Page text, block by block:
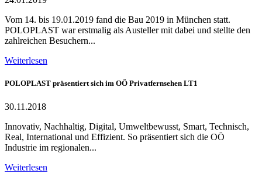
Vom 14. bis 19.01.2019 fand die Bau 2019 in München statt.
POLOPLAST war erstmalig als Austeller mit dabei und stellte den
zahlreichen Besuchern...
Weiterlesen
POLOPLAST präsentiert sich im OÖ Privatfernsehen LT1
30.11.2018
Innovativ, Nachhaltig, Digital, Umweltbewusst, Smart, Technisch,
Real, International und Effizient. So präsentiert sich die OÖ
Industrie im regionalen...
Weiterlesen